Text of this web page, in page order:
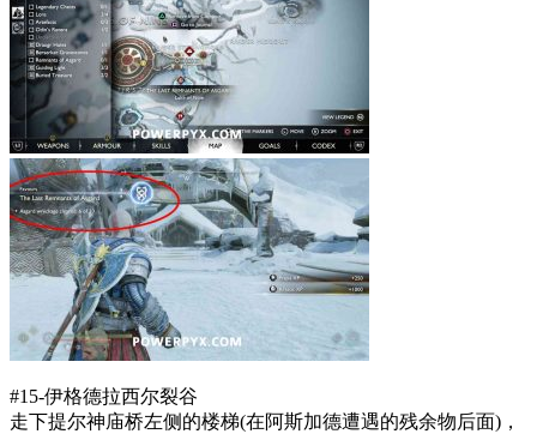
#15-伊格德拉西尔裂谷
走下提尔神庙桥左侧的楼梯(在阿斯加德遭遇的残余物后面)，